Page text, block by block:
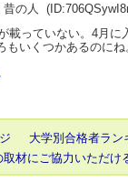
昔の人
載っていない。4月に
もいくつかあるのにね
大学別合格者ラン
材にご協力いただけ